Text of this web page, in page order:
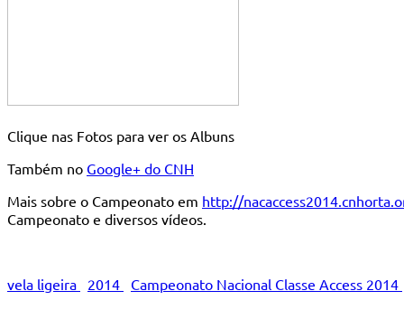
Clique nas Fotos para ver os Albuns
Também no Google+ do CNH
Mais sobre o Campeonato em http://
Campeonato e diversos vídeos.
vela ligeira 2014 Campeonato Nacional Classe Access 2014